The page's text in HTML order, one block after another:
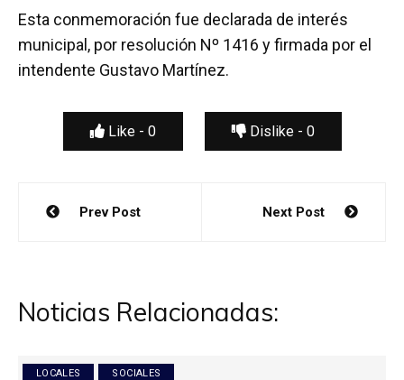
Esta conmemoración fue declarada de interés
municipal, por resolución Nº 1416 y firmada por el
intendente Gustavo Martínez.
Like - 0 Dislike - 0
Navegación
Prev Post Next Post
Noticias Relacionadas:
LOCALES SOCIALES